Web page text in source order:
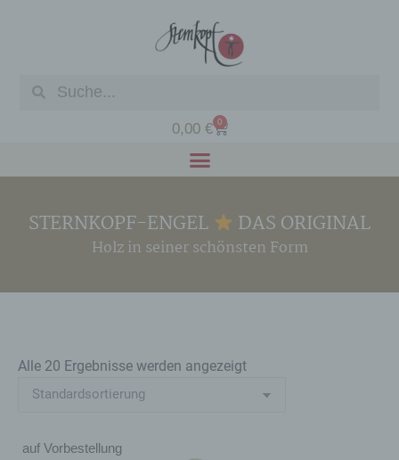
0,00 € 0
STERNKOPF-ENGEL DAS ORIGINAL
Holz in seiner schönsten Form
Alle 20 Ergebnisse werden angezeigt
auf Vorbestellung